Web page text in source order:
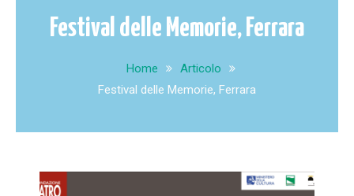
Festival delle Memorie, Ferrara
Home
Articolo
Festival delle Memorie, Ferrara